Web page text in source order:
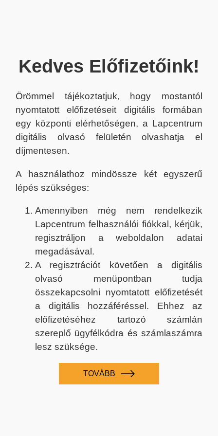
Kedves Előfizetőink!
Örömmel tájékoztatjuk, hogy mostantól
nyomtatott előfizetéseit digitális formában
egy központi elérhetőségen, a Lapcentrum
digitális olvasó felületén olvashatja el
díjmentesen.
A használathoz mindössze két egyszerű
lépés szükséges:
Amennyiben még nem rendelkezik
Lapcentrum felhasználói fiókkal, kérjük,
regisztráljon a weboldalon adatai
megadásával.
A regisztrációt követően a digitális
olvasó menüpontban tudja
összekapcsolni nyomtatott előfizetését
a digitális hozzáféréssel. Ehhez az
előfizetéséhez tartozó számlán
szereplő ügyfélkódra és számlaszámra
lesz szüksége.
TOVÁBB